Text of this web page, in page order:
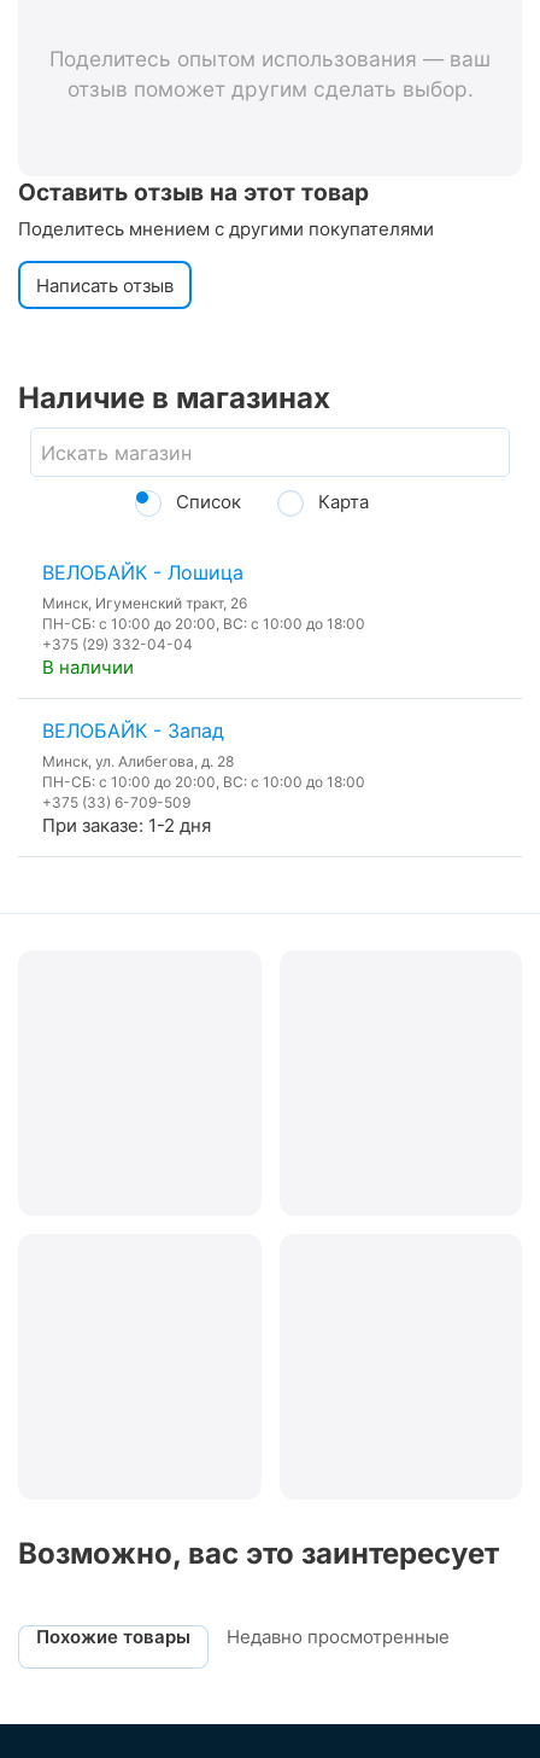
Поделитесь опытом использования — ваш
отзыв поможет другим сделать выбор.
Оставить отзыв на этот товар
Поделитесь мнением с другими покупателями
Написать отзыв
Наличие в магазинах
Список Карта
ВЕЛОБАЙК - Лошица
Минск, Игуменский тракт, 26
ПН-СБ: с 10:00 до 20:00, ВС: с 10:00 до 18:00
+375 (29) 332-04-04
В наличии
ВЕЛОБАЙК - Запад
Минск, ул. Алибегова, д. 28
ПН-СБ: с 10:00 до 20:00, ВС: с 10:00 до 18:00
+375 (33) 6-709-509
При заказе: 1-2 дня
Возможно, вас это заинтересует
Похожие товары Недавно просмотренные